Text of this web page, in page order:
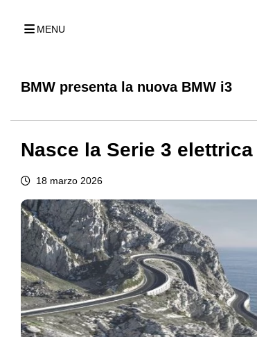
MENU
BMW presenta la nuova BMW i3
Nasce la Serie 3
18 marzo 2026